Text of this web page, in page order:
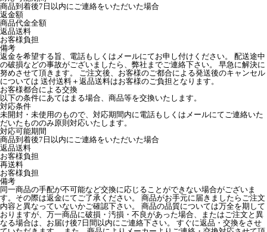
商品到着後7日以内にご連絡をいただいた場合
返金額
商品代金全額
返品送料
お客様負担
備考
返金を希望する旨、電話もしくはメールにてお申し付けください。 配送途中
の破損などの事故がございましたら、弊社までご連絡下さい。 早急に解決に
努めさせて頂きます。 ご注文後、お客様のご都合による発送後のキャンセル
については 送付送料＋返品送料はお客様のご負担となります。
お客様都合による交換
以下の条件にあてはまる場合、商品等を交換いたします。
対応条件
未開封・未使用のもので、対応期間内に電話もしくはメールにてご連絡いた
だいたもののみ原則対応いたします。
対応可能期間
商品到着後7日以内にご連絡をいただいた場合
返品送料
お客様負担
再送料
お客様負担
備考
同一商品の手配が不可能など交換に応じることができない場合がございま
す。その際は返金にてご了承ください。 商品がお手元に届きましたらご注文
内容と異なっていないかご確認下さい。 商品の品質については万全を期して
おりますが、万一商品に破損・汚損・不良があった場合、またはご注文と異
なる場合は、お届け後7日間以内にご連絡下さい。 すぐに返品・交換をさせ